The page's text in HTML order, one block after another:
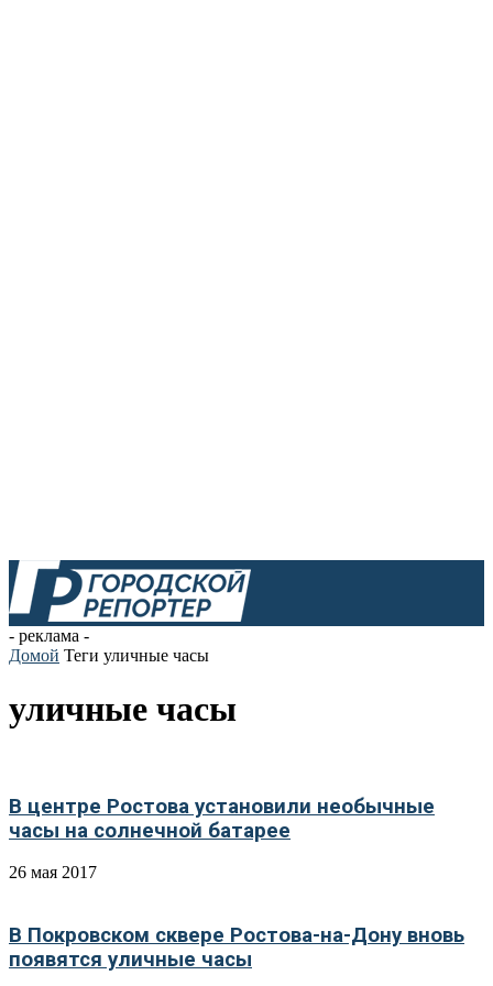
- реклама -
Домой Теги уличные часы
уличные часы
В центре Ростова установили необычные
часы на солнечной батарее
26 мая 2017
В Покровском сквере Ростова-на-Дону вновь
появятся уличные часы